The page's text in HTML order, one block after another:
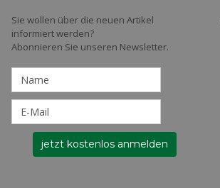
Sie wollen über die neuen Artikel
informiert werden?
Abonnieren Sie unseren Newsletter.